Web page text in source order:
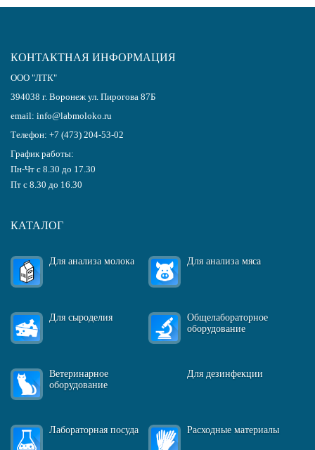
КОНТАКТНАЯ ИНФОРМАЦИЯ
ООО "ЛТК"
394038 г. Воронеж ул. Пирогова 87Б
email: info@labmoloko.ru
Телефон: +7 (473) 204-53-02
График работы:
Пн-Чт с 8.30 до 17.30
Пт с 8.30 до 16.30
КАТАЛОГ
Для анализа молока Для анализа мяса
Для сыроделия
Общелабораторное
оборудование
Ветеринарное
оборудование
Для дезинфекции
Лабораторная посуда Расходные материалы